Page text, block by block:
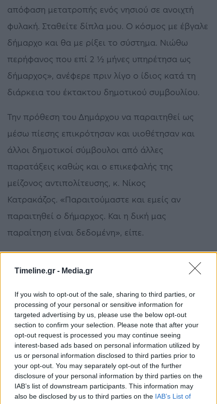
Timeline.gr - Media.gr
If you wish to opt-out of the sale, sharing to third parties, or
processing of your personal or sensitive information for
targeted advertising by us, please use the below opt-out
section to confirm your selection. Please note that after your
opt-out request is processed you may continue seeing
interest-based ads based on personal information utilized by
us or personal information disclosed to third parties prior to
your opt-out. You may separately opt-out of the further
disclosure of your personal information by third parties on the
IAB’s list of downstream participants. This information may
also be disclosed by us to third parties on the IAB’s List of
απόφαση μετατροπής ενός νησιού σε ανοιχτή
φυλακή. Σταθείτε δίπλα μου. Ο κόσμος με έβγαλε
δήμαρχο και θα με ρίξει το σύστημα. Νιώθω
περήφανος που επί 2 ½ μήνες υπηρέτησα ως
δήμαρχος», ανέφερε πριν λίγο ο ίδιος κατά τη
διάρκεια του έκτακτου δημοτικού συμβουλίου.
Την πρόθεση του Δημάρχου να παραιτηθεί ως
μέσω πίεσης επικρότησαν και υιοθέτησαν και
άλλοι δημοτικοί σύμβουλοι από άλλες
παρατάξεις καθώς και ο επικεφαλής της
μείζονος αντιπολίτευσης, κ. Νίκος
Κατρακάζος. «Παραιτούμαστε και εμείς αν
παραιτηθεί ο δήμαρχος. Και η δική μας
παραίτηση είναι δεδομένη», είπε.